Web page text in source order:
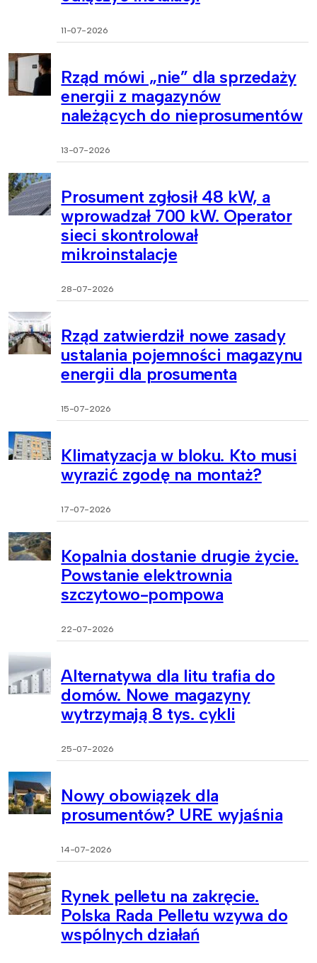
11-07-2026
Rząd mówi „nie” dla sprzedaży
energii z magazynów
należących do nieprosumentów
13-07-2026
Prosument zgłosił 48 kW, a
wprowadzał 700 kW. Operator
sieci skontrolował
mikroinstalacje
28-07-2026
Rząd zatwierdził nowe zasady
ustalania pojemności magazynu
energii dla prosumenta
15-07-2026
Klimatyzacja w bloku. Kto musi
wyrazić zgodę na montaż?
17-07-2026
Kopalnia dostanie drugie życie.
Powstanie elektrownia
szczytowo-pompowa
22-07-2026
Alternatywa dla litu trafia do
domów. Nowe magazyny
wytrzymają 8 tys. cykli
25-07-2026
Nowy obowiązek dla
prosumentów? URE wyjaśnia
14-07-2026
Rynek pelletu na zakręcie.
Polska Rada Pelletu wzywa do
wspólnych działań